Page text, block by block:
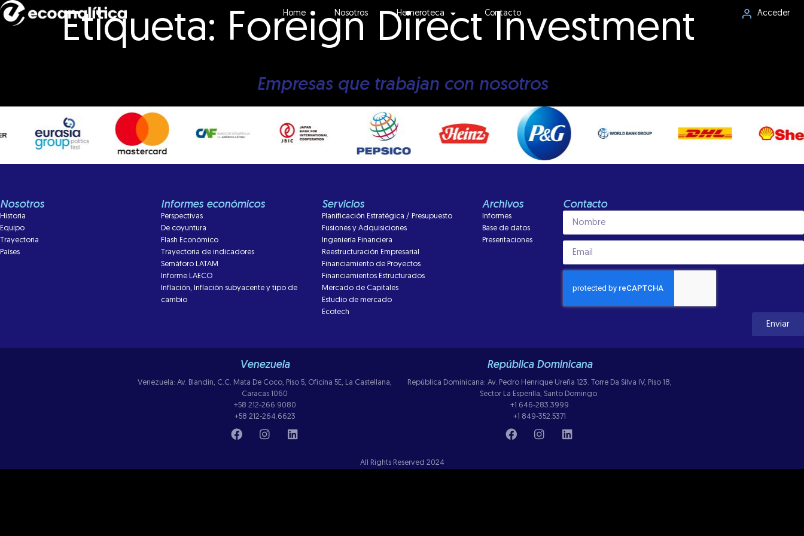
Home Nosotros Hemeroteca Contacto Acceder
Etiqueta: Foreign Direct Investment
Empresas que trabajan con nosotros
Nosotros
Historia
Equipo
Trayectoria
Países
Informes económicos
Perspectivas
De coyuntura
Flash Económico
Trayectoria de indicadores
Semáforo LATAM
Informe LAECO
Inflación, Inflación subyacente y tipo de
cambio
Servicios
Planificación Estratégica / Presupuesto
Fusiones y Adquisiciones
Ingeniería Financiera
Reestructuración Empresarial
Financiamiento de Proyectos
Financiamientos Estructurados
Mercado de Capitales
Estudio de mercado
Ecotech
Archivos
Informes
Base de datos
Presentaciones
Contacto
Enviar
Venezuela
Venezuela: Av. Blandin, C.C. Mata De Coco, Piso 5, Oficina 5E, La Castellana,
Caracas 1060
+58 212-266.9080
+58 212-264.6623
República Dominicana
República Dominicana: Av. Pedro Henrique Ureña 123. Torre Da Silva IV, Piso 18,
Sector La Esperilla, Santo Domingo.
+1 646-283.3999
+1 849-352.5371
All Rights Reserved 2024